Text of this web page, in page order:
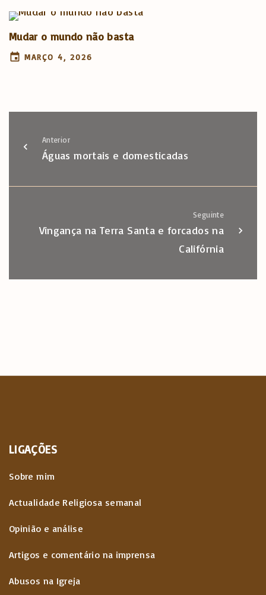
Mudar o mundo não basta
MARÇO 4, 2026
Anterior
Águas mortais e domesticadas
Seguinte
Vingança na Terra Santa e forcados na
Califórnia
LIGAÇÕES
Sobre mim
Actualidade Religiosa semanal
Opinião e análise
Artigos e comentário na imprensa
Abusos na Igreja